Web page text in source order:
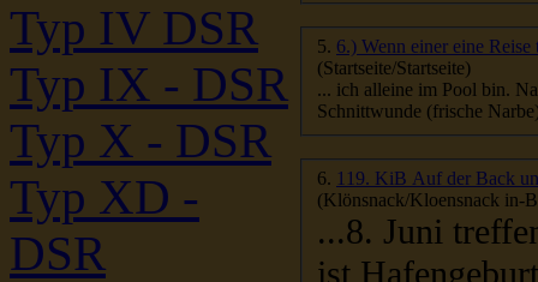
Typ IV DSR
Typ IX - DSR
Typ X - DSR
Typ XD -
DSR
5. 6.) Wenn einer eine
(Startseite/Startseite)
6. 119. KiB Auf der Back
(Klönsnack/Kloensnack in-
...8. Juni